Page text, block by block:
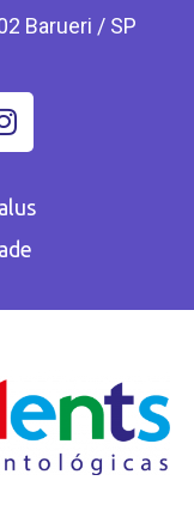
Barueri / SP